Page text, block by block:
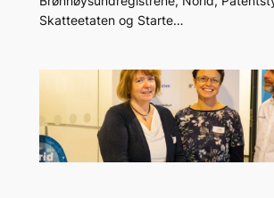
Skatteetaten og Starte…